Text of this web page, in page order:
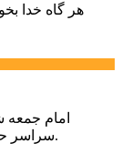
هر گاه خدا
امام
سراسر حماسه خونخواهی و مرگ بر آمریکا و اسرائیل بود.